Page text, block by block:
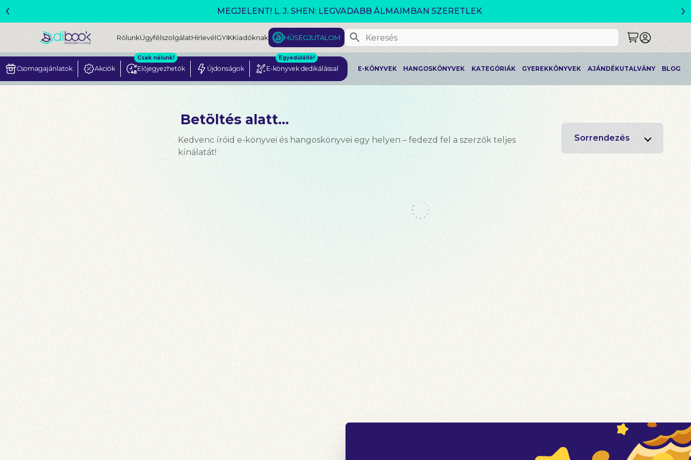
VÁLTOZÓ VILÁG AKCIÓ!
‹ ›
RólunkÜgyfélszolgálatHírlevélGYIKKiadóknak HŰSÉGJUTALOM
Csomagajánlatok Akciók Előjegyezhetők
Csak nálunk!
Újdonságok E-könyvek dedikálással
Egyedülálló!
E-KÖNYVEK HANGOSKÖNYVEK KATEGÓRIÁK GYEREKKÖNYVEK AJÁNDÉKUTALVÁNY BLOG
Betöltés alatt...
Kedvenc íróid e-könyvei és hangoskönyvei egy helyen – fedezd fel a szerzők teljes
kínálatát!
Sorrendezés